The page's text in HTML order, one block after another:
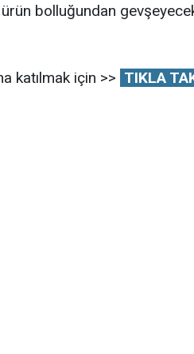
bolluğundan
katılmak için >> TIKLA